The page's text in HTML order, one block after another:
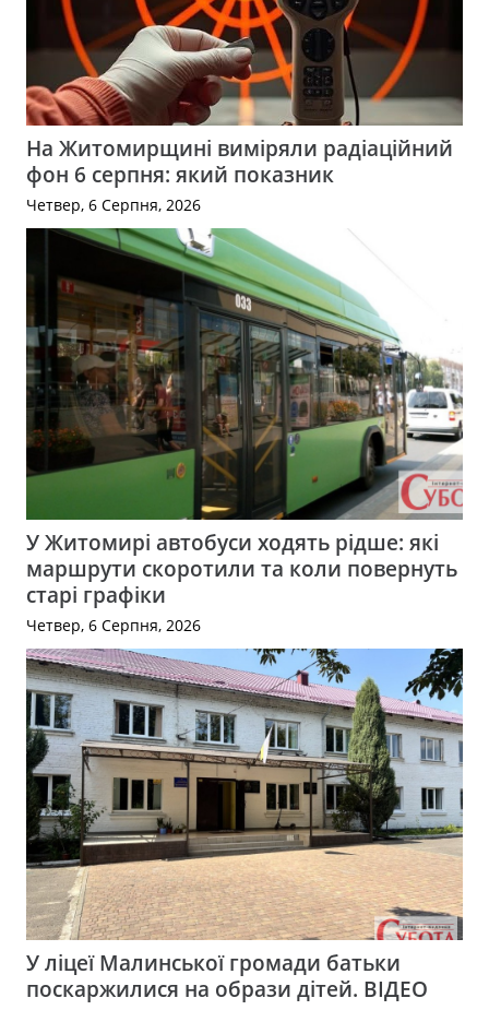
На Житомирщині виміряли радіаційний
фон 6 серпня: який показник
Четвер, 6 Серпня, 2026
У Житомирі автобуси ходять рідше: які
маршрути скоротили та коли повернуть
старі графіки
Четвер, 6 Серпня, 2026
У ліцеї Малинської громади батьки
поскаржилися на образи дітей. ВІДЕО